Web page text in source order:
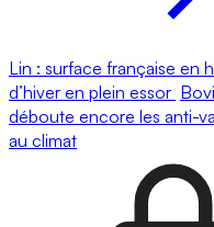
Lin : surface française en
d’hiver en plein essor
déboute encore les anti-
au climat